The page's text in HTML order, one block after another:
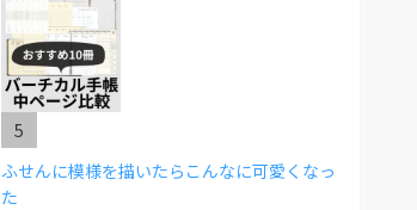
ふせんに模様を描いたらこんなに可愛くなっ
た